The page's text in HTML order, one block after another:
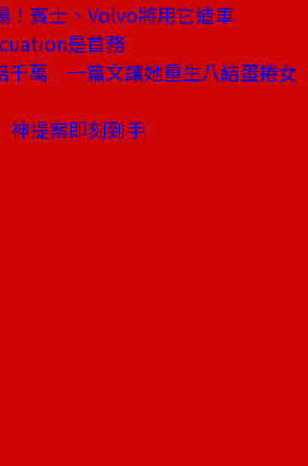
！賓士、Volvo將用它造車
是首務
千萬 一篇文讓她重生八結蛋捲女
提案即刻到手